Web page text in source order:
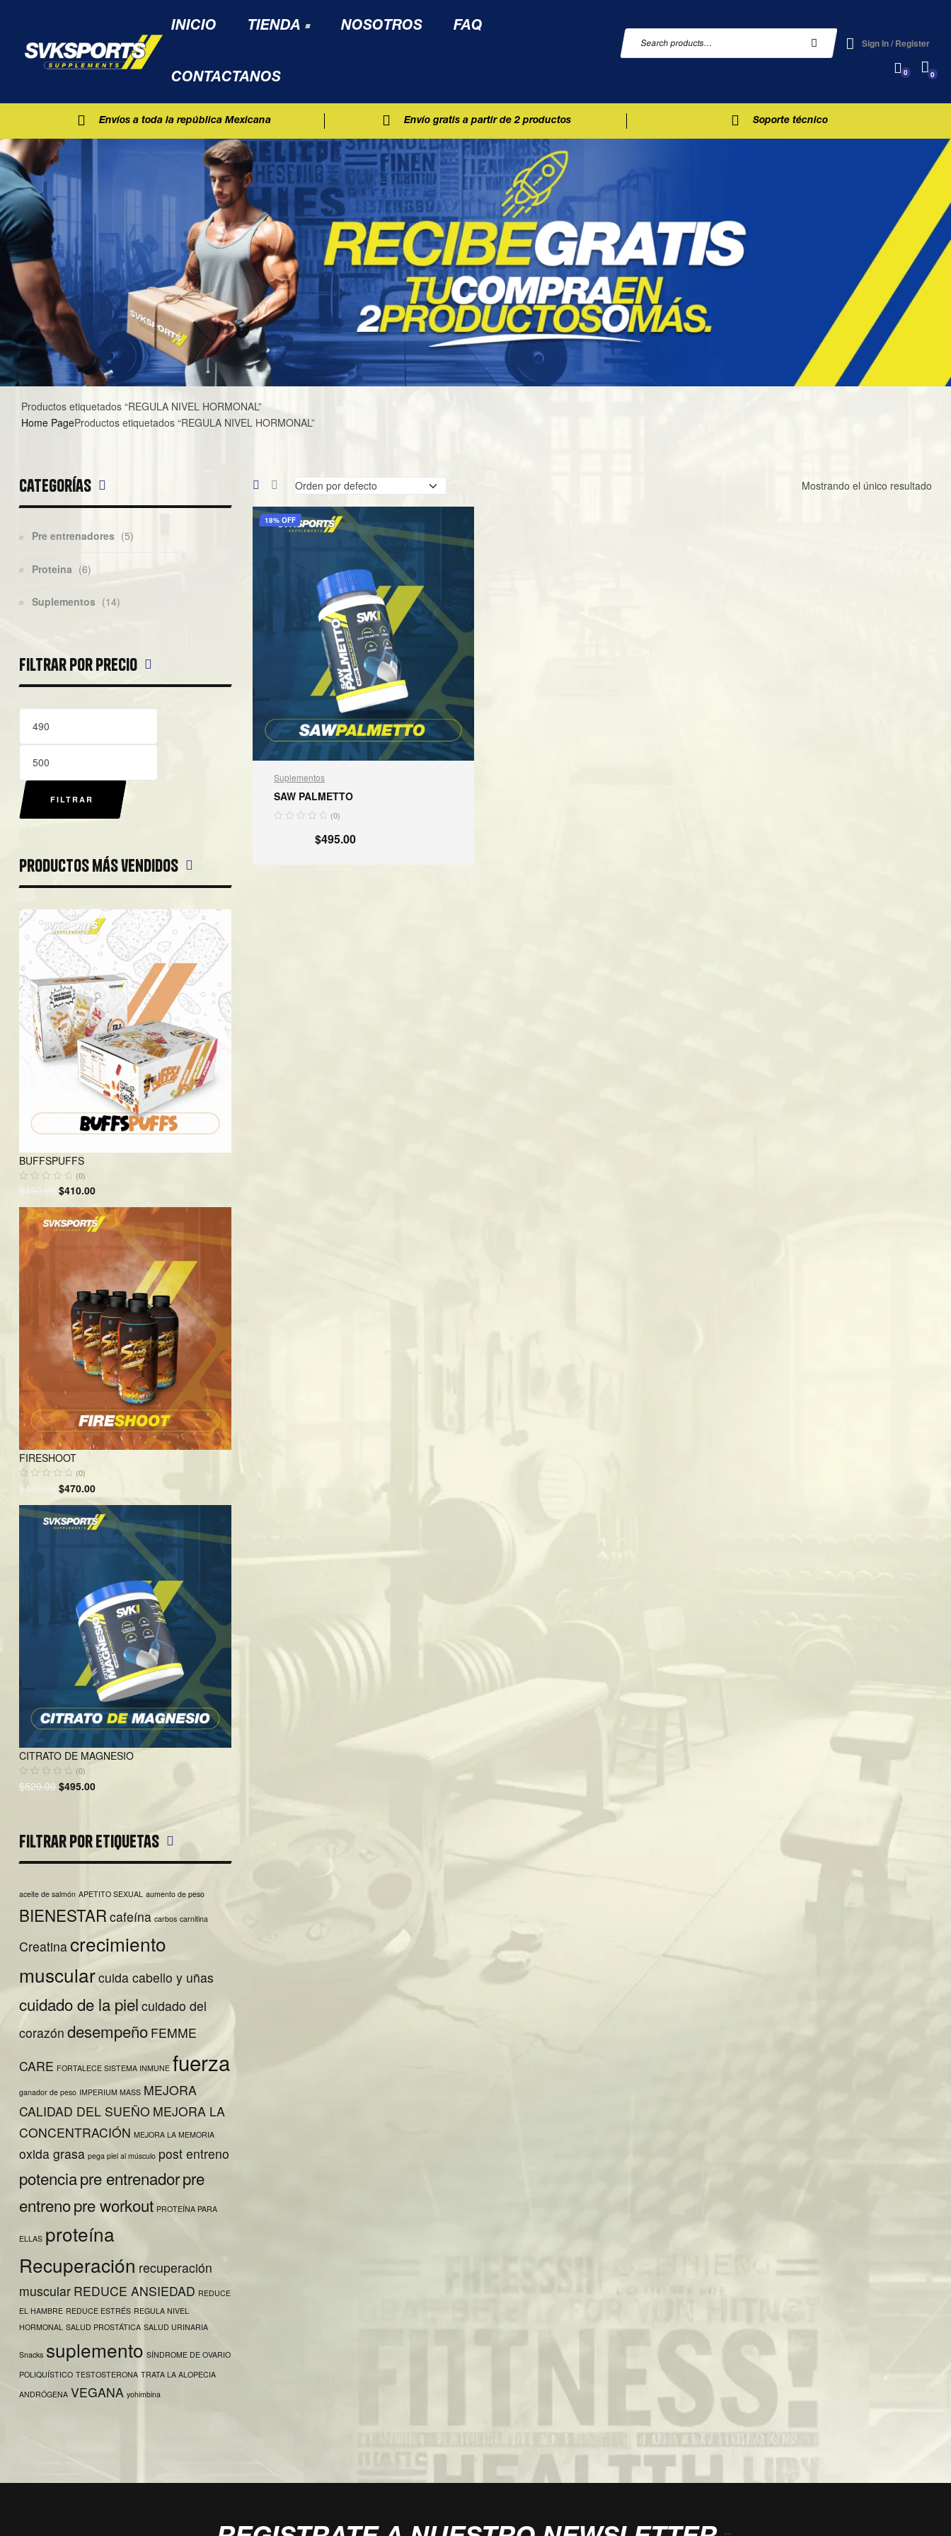
INICIO TIENDA NOSOTROS FAQ
CONTACTANOS
Sign In / Register
0 0
Envíos a toda la república Mexicana Envío gratis a partir de 2 productos Soporte técnico
Productos etiquetados “REGULA NIVEL HORMONAL”
Home PageProductos etiquetados “REGULA NIVEL HORMONAL”
Mostrando el único resultado
18% OFF
Suplementos
SAW PALMETTO
(0)
$495.00
Categorías
Pre entrenadores (5)
Proteina (6)
Suplementos (14)
Filtrar por precio
FILTRAR
Productos más vendidos
BUFFSPUFFS
(0)
$450.00 $410.00
FIRESHOOT
(0)
$490.00 $470.00
CITRATO DE MAGNESIO
(0)
$520.00 $495.00
Filtrar por etiquetas
aceite de salmón APETITO SEXUAL aumento de peso
BIENESTAR cafeína carbos carnitina
Creatinacrecimiento
muscularcuida cabello y uñas
cuidado de la piel cuidado del
corazón desempeño FEMME
CARE FORTALECE SISTEMA INMUNE fuerza
ganador de peso IMPERIUM MASS MEJORA
CALIDAD DEL SUEÑO MEJORA LA
CONCENTRACIÓN MEJORA LA MEMORIA
oxida grasa pega piel al músculo post entreno
potenciapre entrenadorpre
entrenopre workout PROTEÍNA PARA
ELLAS proteína
Recuperación recuperación
muscular REDUCE ANSIEDAD REDUCE
EL HAMBRE REDUCE ESTRÉS REGULA NIVEL
HORMONAL SALUD PROSTÁTICA SALUD URINARIA
Snacks suplemento SÍNDROME DE OVARIO
POLIQUÍSTICO TESTOSTERONA TRATA LA ALOPECIA
ANDRÓGENA VEGANA yohimbina